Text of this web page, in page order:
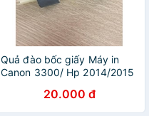
Quả đào bốc giấy Máy in
Canon 3300/ Hp 2014/2015
20.000 đ